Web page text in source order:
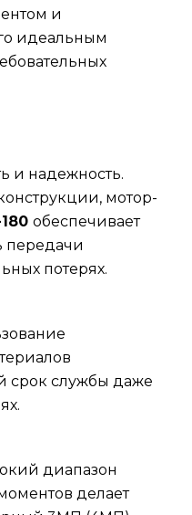
и
идеальным
и надежность.
мотор-
обеспечивает
передачи
потерях.
срок службы даже
диапазон
делает